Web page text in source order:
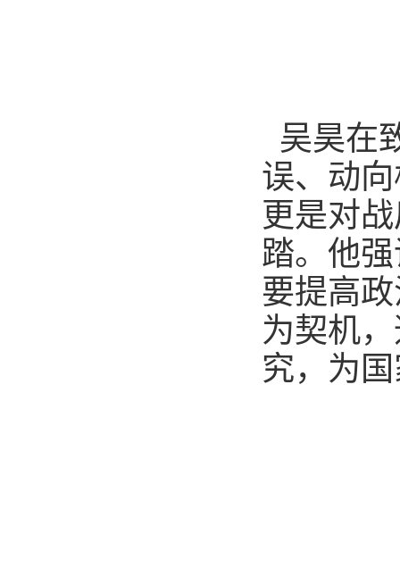
吴昊在
误、动
更是对
踏。他
要提高
为契机
究，为